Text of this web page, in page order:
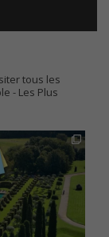
tous les
- Les Plus